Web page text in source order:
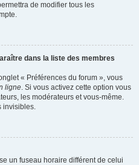
de modifier tous les
dans la liste des membres
« Préférences du forum », vous
ligne. Si vous activez cette option vous
les modérateurs et vous-même.
invisibles.
un fuseau horaire différent de celui